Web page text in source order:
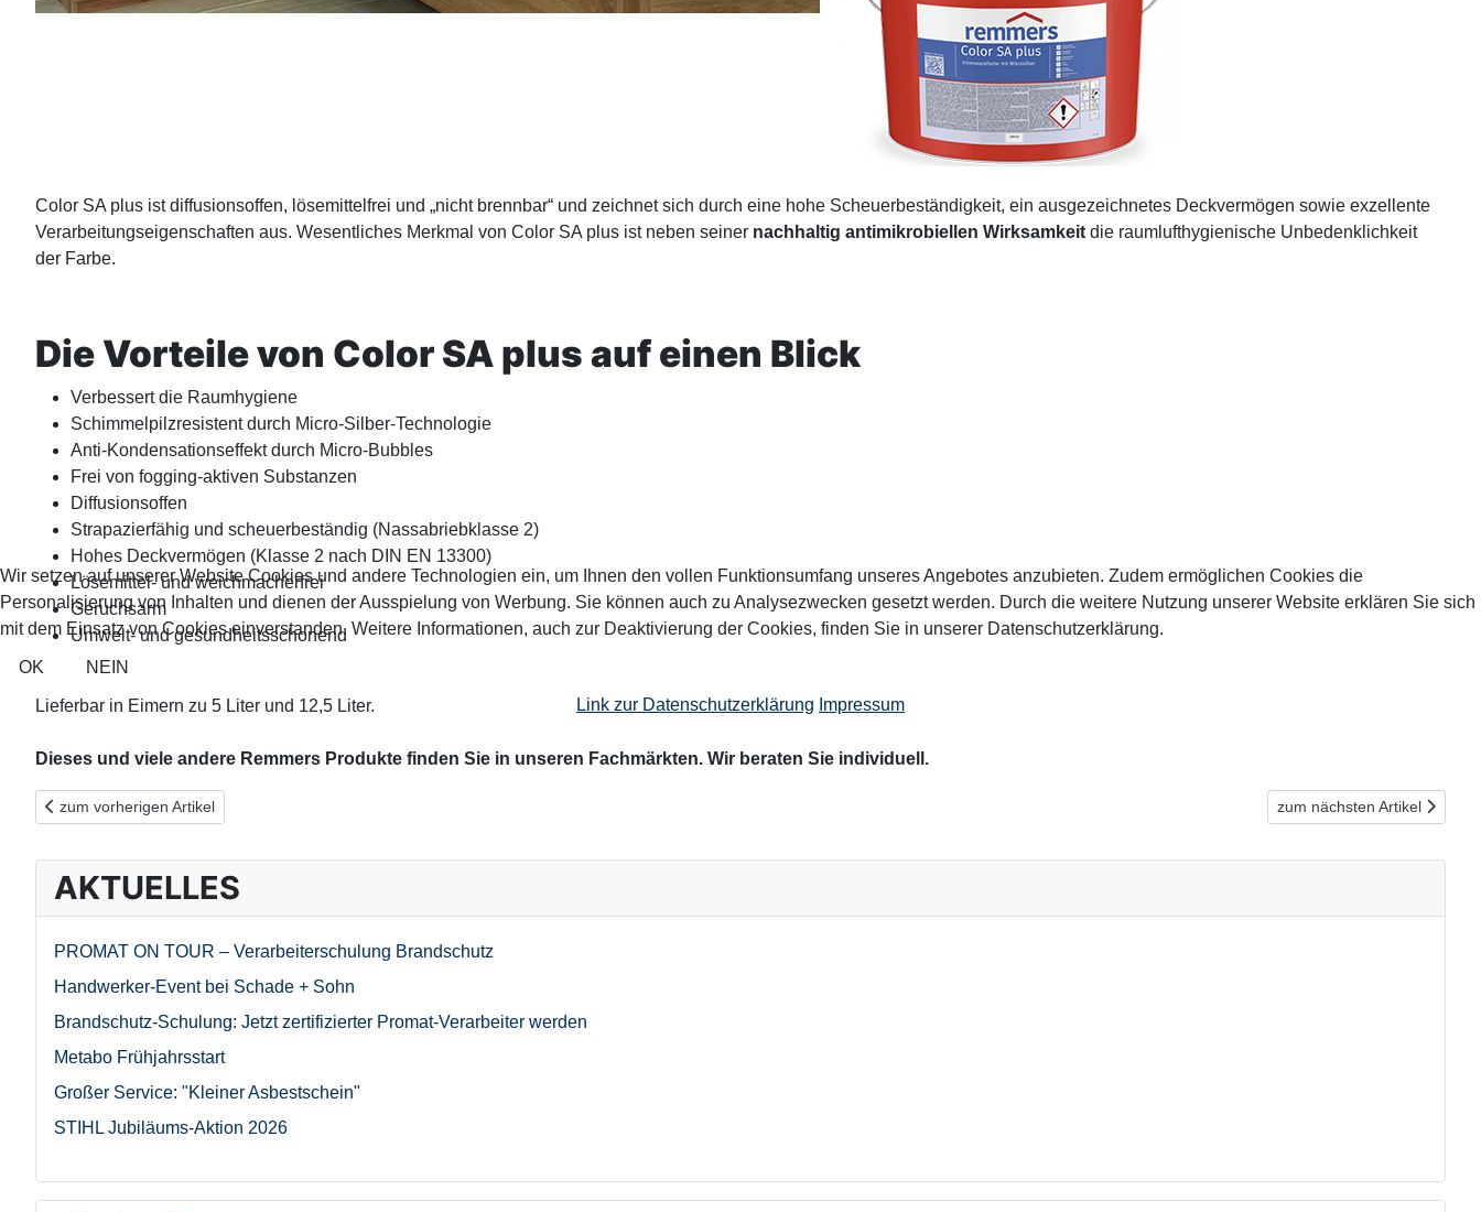
Color SA plus ist diffusionsoffen, lösemittelfrei und „nicht brennbar“ und zeichnet sich durch eine hohe Scheuerbeständigkeit, ein ausgezeichnetes Deckvermögen sowie exzellente
Verarbeitungseigenschaften aus. Wesentliches Merkmal von Color SA plus ist neben seiner nachhaltig antimikrobiellen Wirksamkeit die raumlufthygienische Unbedenklichkeit
der Farbe.
Die Vorteile von Color SA plus auf einen Blick
Verbessert die Raumhygiene
Schimmelpilzresistent durch Micro-Silber-Technologie
Anti-Kondensationseffekt durch Micro-Bubbles
Frei von fogging-aktiven Substanzen
Diffusionsoffen
Strapazierfähig und scheuerbeständig (Nassabriebklasse 2)
Hohes Deckvermögen (Klasse 2 nach DIN EN 13300)
Lösemittel- und weichmacherfrei
Geruchsarm
Umwelt- und gesundheitsschonend
Lieferbar in Eimern zu 5 Liter und 12,5 Liter.
Dieses und viele andere Remmers Produkte finden Sie in unseren Fachmärkten. Wir beraten Sie individuell.
Vorheriger Beitrag: Es darf farbenfroh werden: OSMO Farben
zum vorherigen Artikel Nächster Beitrag: Neu im
zum nächsten Artikel
AKTUELLES
PROMAT ON TOUR – Verarbeiterschulung Brandschutz
Handwerker-Event bei Schade + Sohn
Brandschutz-Schulung: Jetzt zertifizierter Promat-Verarbeiter werden
Metabo Frühjahrsstart
Großer Service: "Kleiner Asbestschein"
STIHL Jubiläums-Aktion 2026
Wir setzen auf unserer Website Cookies und andere Technologien ein, um Ihnen den vollen Funktionsumfang unseres Angebotes anzubieten. Zudem ermöglichen Cookies die
Personalisierung von Inhalten und dienen der Ausspielung von Werbung. Sie können auch zu Analysezwecken gesetzt werden. Durch die weitere Nutzung unserer Website erklären Sie sich
mit dem Einsatz von Cookies einverstanden. Weitere Informationen, auch zur Deaktivierung der Cookies, finden Sie in unserer Datenschutzerklärung.
OK NEIN
Link zur Datenschutzerklärung Impressum